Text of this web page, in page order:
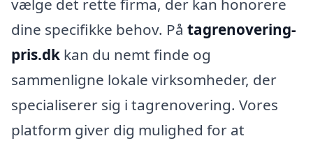
vælge det rette firma, der kan honorere
dine specifikke behov. På tagrenovering-
pris.dk kan du nemt finde og
sammenligne lokale virksomheder, der
specialiserer sig i tagrenovering. Vores
platform giver dig mulighed for at